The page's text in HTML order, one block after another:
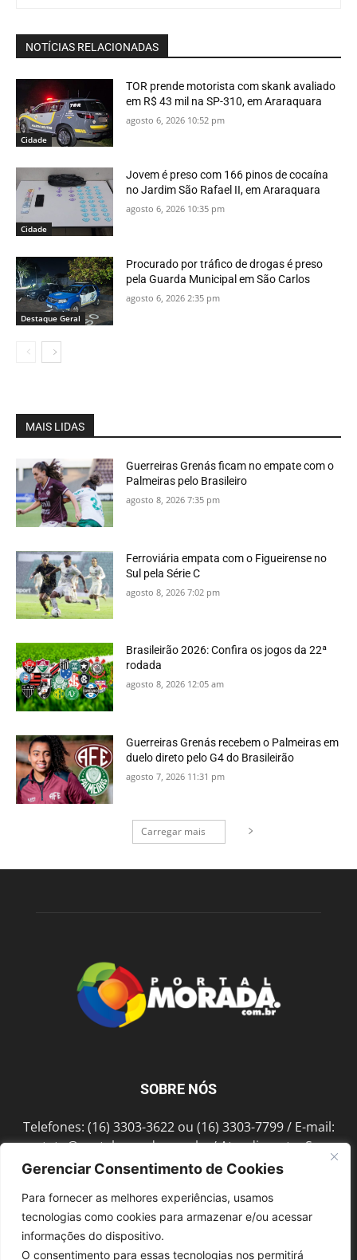
Gerenciar Consentimento de Cookies
Para fornecer as melhores experiências, usamos
tecnologias como cookies para armazenar e/ou acessar
informações do dispositivo.
O consentimento para essas tecnologias nos permitirá
NOTÍCIAS RELACIONADAS
Cidade
TOR prende motorista com skank avaliado
em R$ 43 mil na SP-310, em Araraquara
agosto 6, 2026 10:52 pm
Cidade
Jovem é preso com 166 pinos de cocaína
no Jardim São Rafael II, em Araraquara
agosto 6, 2026 10:35 pm
Destaque Geral
Procurado por tráfico de drogas é preso
pela Guarda Municipal em São Carlos
agosto 6, 2026 2:35 pm
MAIS LIDAS
Guerreiras Grenás ficam no empate com o
Palmeiras pelo Brasileiro
agosto 8, 2026 7:35 pm
Ferroviária empata com o Figueirense no
Sul pela Série C
agosto 8, 2026 7:02 pm
Brasileirão 2026: Confira os jogos da 22ª
rodada
agosto 8, 2026 12:05 am
Guerreiras Grenás recebem o Palmeiras em
duelo direto pelo G4 do Brasileirão
agosto 7, 2026 11:31 pm
Carregar mais
SOBRE NÓS
Telefones: (16) 3303-3622 ou (16) 3303-7799 / E-mail:
contato@portalmorada.com.br/ Atendimento: Seg a
Sex das 8h às 18h / Endereço: Av. Bento de Abreu, 889
SIGA-NOS